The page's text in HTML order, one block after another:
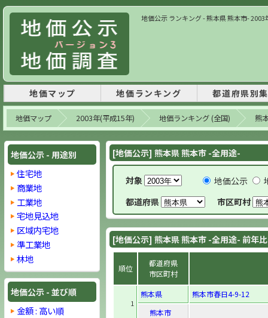
地価公示 ランキング - 熊本県 熊本市-
地価マップ 地価ランキング 都道府県別
地価マップ 2003年(平成15年) 地価ランキング (全国) 熊
地価公示 - 用途別
住宅地
商業地
工業地
宅地見込地
区域内宅地
準工業地
林地
地価公示 - 並び順
金額 : 高い順
[地価公示] 熊本県 熊本市 -全用途-
対象 地価公示
都道府県
市区町村
[地価公示] 熊本県 熊本市 -全用途- 前年
順位
都道府県
市区町村
1
熊本県
熊本市春日4-9-12
熊本市